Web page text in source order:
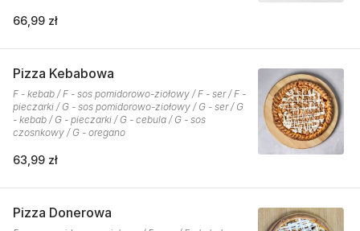
66,99 zł
Pizza Kebabowa
F - kebab / F - sos pomidorowo-ziołowy / F - ser / F -
pieczarki / G - sos pomidorowo-ziołowy / G - ser / G
- kebab / G - pieczarki / G - cebula / G - sos
czosnkowy / G - oregano
63,99 zł
Pizza Donerowa